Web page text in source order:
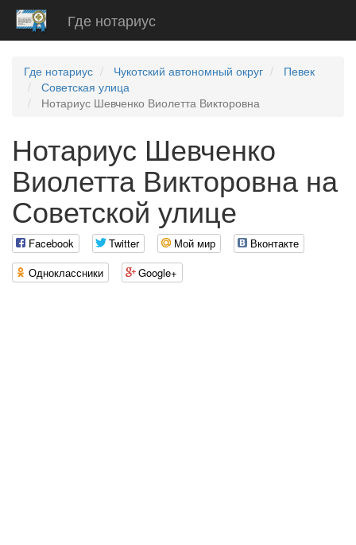
Где нотариус
Где нотариус Чукотский автономный округ
Певек
Советская улица
Нотариус Шевченко Виолетта Викторовна
Нотариус Шевченко
Виолетта Викторовна на
Советской улице
Facebook Twitter Мой мир
Вконтакте
Одноклассники
Google+